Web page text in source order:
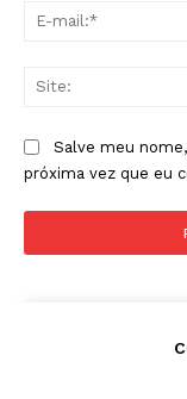
Salve meu
próxima vez que eu